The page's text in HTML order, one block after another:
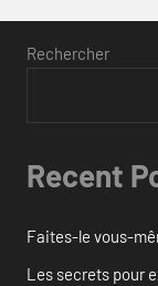
Rechercher
Recent
Faites-le vous-
Les secrets pour